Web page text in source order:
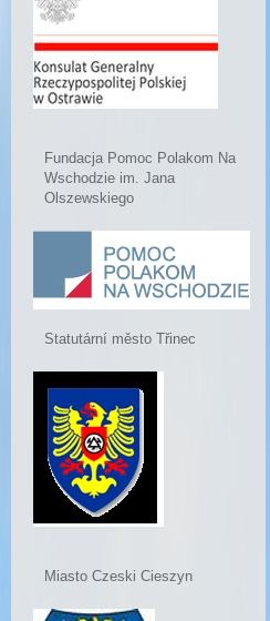
Fundacja Pomoc Polakom Na
Wschodzie im. Jana
Olszewskiego
Statutární město Třinec
Miasto Czeski Cieszyn